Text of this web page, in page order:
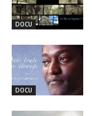
DOCU
DOCU